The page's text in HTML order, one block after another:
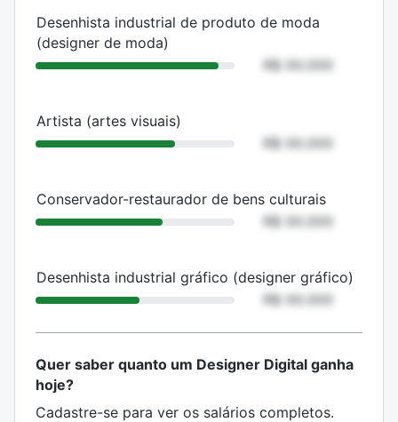
Desenhista industrial de produto de moda
(designer de moda)
R$ 00.000
Artista (artes visuais)
R$ 00.000
Conservador-restaurador de bens culturais
R$ 00.000
Desenhista industrial gráfico (designer gráfico)
R$ 00.000
Quer saber quanto um Designer Digital ganha
hoje?
Cadastre-se para ver os salários completos.